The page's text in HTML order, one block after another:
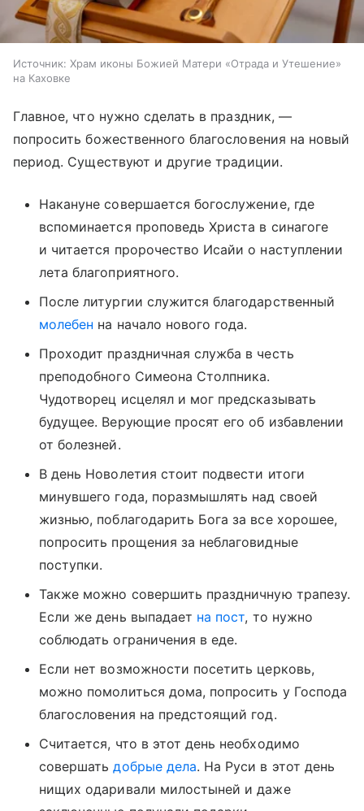
Источник: Храм иконы Божией Матери «Отрада и Утешение»
на Каховке
Главное, что нужно сделать в праздник, —
попросить божественного благословения на новый
период. Существуют и другие традиции.
Накануне совершается богослужение, где
вспоминается проповедь Христа в синагоге
и читается пророчество Исайи о наступлении
лета благоприятного.
После литургии служится благодарственный
молебен на начало нового года.
Проходит праздничная служба в честь
преподобного Симеона Столпника.
Чудотворец исцелял и мог предсказывать
будущее. Верующие просят его об избавлении
от болезней.
В день Новолетия стоит подвести итоги
минувшего года, поразмышлять над своей
жизнью, поблагодарить Бога за все хорошее,
попросить прощения за неблаговидные
поступки.
Также можно совершить праздничную трапезу.
Если же день выпадает на пост, то нужно
соблюдать ограничения в еде.
Если нет возможности посетить церковь,
можно помолиться дома, попросить у Господа
благословения на предстоящий год.
Считается, что в этот день необходимо
совершатьдобрые дела. На Руси в этот день
нищих одаривали милостыней и даже